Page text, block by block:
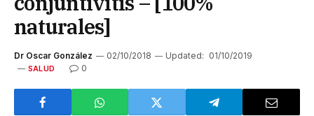
naturales]
Dr Oscar González 02/10/2018 Updated: 01/10/2019
SALUD 0